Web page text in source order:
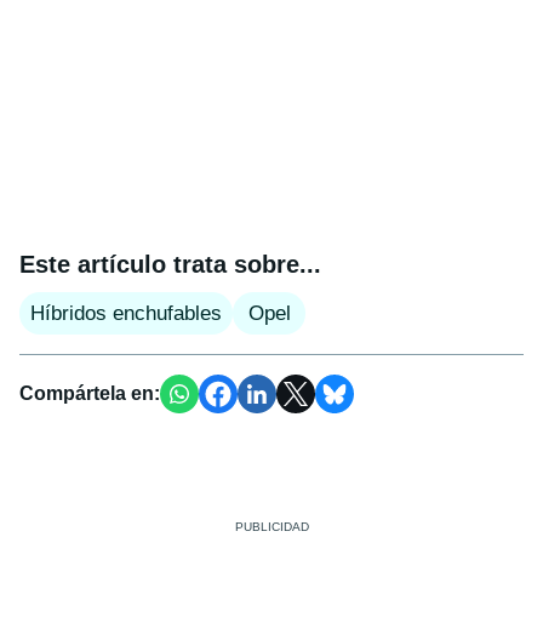
Este artículo trata sobre...
Híbridos enchufables Opel
Compártela en: